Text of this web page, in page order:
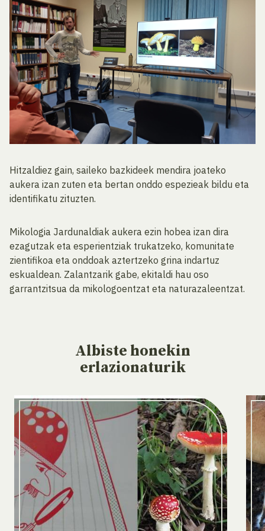
Hitzaldiez gain, saileko bazkideek mendira joateko
aukera izan zuten eta bertan onddo espezieak bildu eta
identifikatu zituzten.
Mikologia Jardunaldiak aukera ezin hobea izan dira
ezagutzak eta esperientziak trukatzeko, komunitate
zientifikoa eta onddoak aztertzeko grina indartuz
eskualdean. Zalantzarik gabe, ekitaldi hau oso
garrantzitsua da mikologoentzat eta naturazaleentzat.
Albiste honekin
erlazionaturik